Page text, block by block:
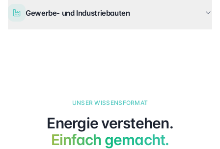
Gewerbe- und Industriebauten
UNSER WISSENSFORMAT
Energie verstehen.
Einfach gemacht.